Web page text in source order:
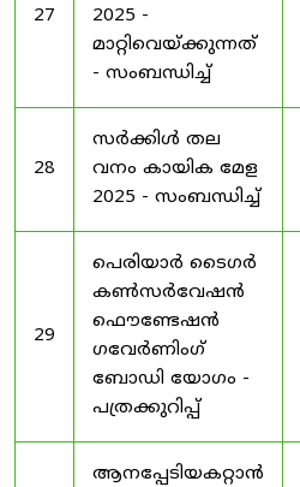
27
2025 -
മാറ്റിവെയ്ക്കുന്നത്
- സംബന്ധിച്ച്
28
സർക്കിൾ തല
വനം കായിക മേള
2025 - സംബന്ധിച്ച്
29
പെരിയാർ ടൈഗർ
കൺസർവേഷൻ
ഫൌണ്ടേഷൻ
ഗവേർണിംഗ്
ബോഡി യോഗം -
പത്രക്കുറിപ്പ്
ആനപ്പേടിയകറ്റാൻ